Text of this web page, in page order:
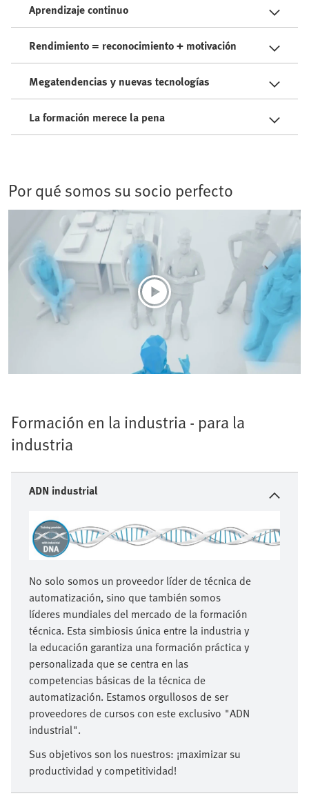
Aprendizaje continuo
Rendimiento = reconocimiento + motivación
Megatendencias y nuevas tecnologías
La formación merece la pena
Por qué somos su socio perfecto
Formación en la industria - para la
industria
ADN industrial
No solo somos un proveedor líder de técnica de
automatización, sino que también somos
líderes mundiales del mercado de la formación
técnica. Esta simbiosis única entre la industria y
la educación garantiza una formación práctica y
personalizada que se centra en las
competencias básicas de la técnica de
automatización. Estamos orgullosos de ser
proveedores de cursos con este exclusivo "ADN
industrial".
Sus objetivos son los nuestros: ¡maximizar su
productividad y competitividad!